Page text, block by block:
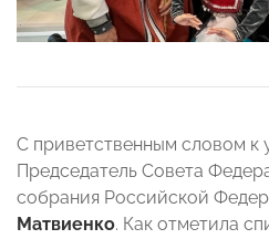
С приветственным словом к
Председатель Совета
собрания Российской
Матвиенко. Как отметила